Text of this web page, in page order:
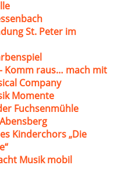
St. Peter im
Komm raus… mach mit
Company
Momente
Fuchsenmühle
Kinderchors „Die
Musik mobil